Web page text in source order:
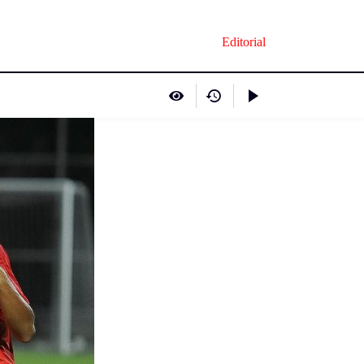
Editorial